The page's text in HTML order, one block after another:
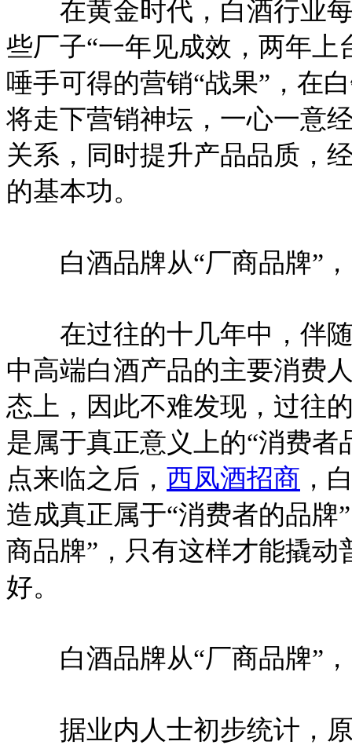
在黄金时代，白酒行业每
些厂子“一年见成效，两年
唾手可得的营销“战果”，在
将走下营销神坛，一心一意
关系，同时提升产品品质，
的基本功。
白酒品牌从“厂商品牌”，
在过往的十几年中，伴随
中高端白酒产品的主要消费
态上，因此不难发现，过往
是属于真正意义上的“消费者
点来临之后， 西凤酒招商 ，
造成真正属于“消费者的品牌
商品牌”，只有这样才能撬
好。
白酒品牌从“厂商品牌”，
据业内人士初步统计，原